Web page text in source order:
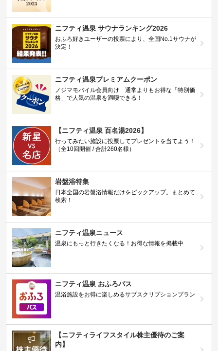
ニフティ温泉 サウナランキング2026
おふろ好きユーザーの投票により、全国No.1サウナが
決定！
ニフティ温泉プレミアムクーポン
ノジマモバイル会員向け 通常よりもお得な「特別価
格」で人気の温泉を満喫できる！
【ニフティ温泉 百名湯2026】
行ってみたい施設に投票してプレゼントを当てよう！
（全10回開催 / 合計260名様）
岩盤浴特集
日本全国の岩盤浴情報だけをピックアップ。まとめて
検索！
ニフティ温泉ニュース
温泉にもっと行きたくなる！お得な情報を掲載中
ニフティ温泉 おふろパス
温浴施設をお得に楽しめるサブスクリプションプラン
【ニフティライフスタイル株主優待のご案
内】